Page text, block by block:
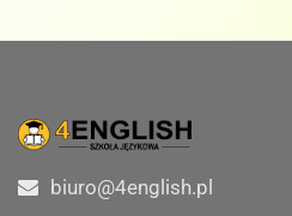
biuro@4english.pl